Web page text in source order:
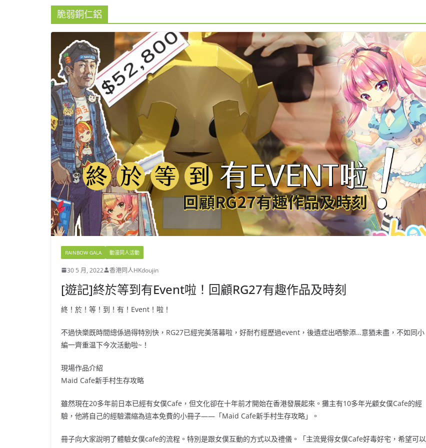
脆弱銅仁鋁
RAINBOW GALA 動漫同人活動
30 5 月, 2022 香港同人HKdoujin
[遊記]終於等到有Event啦！回顧RG27有趣作品及時刻
終！於！等！到！有！Event！啦！
不過快樂既時間總係過得特別快，RG27已經完美落幕啦，好耐冇經歷過event，後遺症出哂黎添…意猶未盡，不如同小
編一齊重温下今次活動啦~！
現場作品介紹
Maid Cafe新手村生存攻略
雖然現在20多年前日本已經有女僕Cafe，但文化卻在十年前才開始在香港發展起來。攤主有10多年光顧女僕Cafe的經
驗，他將自己的經驗濃縮為這本免費的小冊子——「Maid Cafe新手村生存攻略」。
冊子向大家說明了體驗女僕cafe的流程。特別是跟女僕互動的方式以及禮儀。「主流覺得女僕Cafe好毒好宅，希望可以